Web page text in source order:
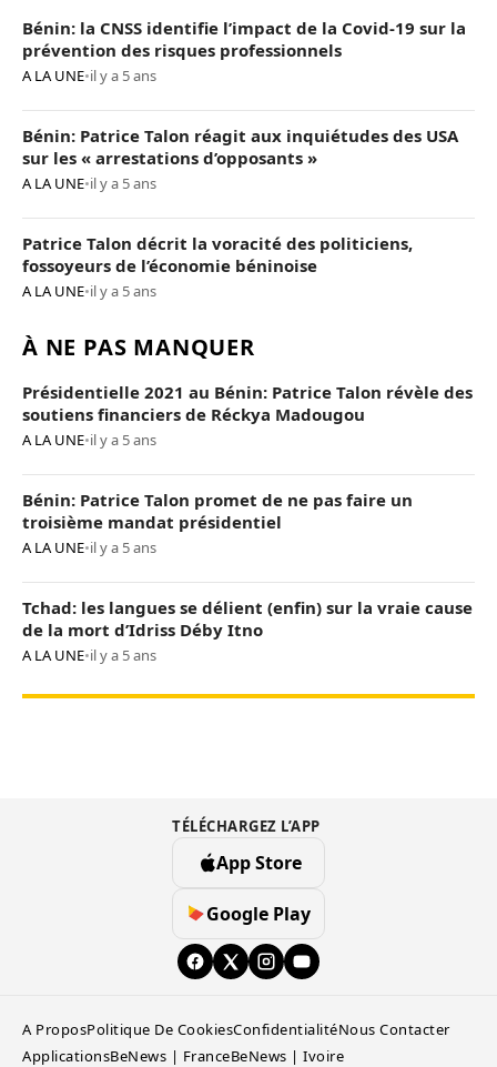
Bénin: la CNSS identifie l’impact de la Covid-19 sur la
prévention des risques professionnels
A LA UNE•il y a 5 ans
Bénin: Patrice Talon réagit aux inquiétudes des USA
sur les « arrestations d’opposants »
A LA UNE•il y a 5 ans
Patrice Talon décrit la voracité des politiciens,
fossoyeurs de l’économie béninoise
A LA UNE•il y a 5 ans
À NE PAS MANQUER
Présidentielle 2021 au Bénin: Patrice Talon révèle des
soutiens financiers de Réckya Madougou
A LA UNE•il y a 5 ans
Bénin: Patrice Talon promet de ne pas faire un
troisième mandat présidentiel
A LA UNE•il y a 5 ans
Tchad: les langues se délient (enfin) sur la vraie cause
de la mort d’Idriss Déby Itno
A LA UNE•il y a 5 ans
TÉLÉCHARGEZ L’APP
App Store
Google Play
A ProposPolitique De CookiesConfidentialitéNous Contacter
ApplicationsBeNews | FranceBeNews | Ivoire